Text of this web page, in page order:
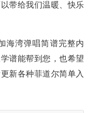
带给我们温暖、快乐
海湾弹唱简谱完整内
谱能帮到您，也希望
新各种菲道尔简单入